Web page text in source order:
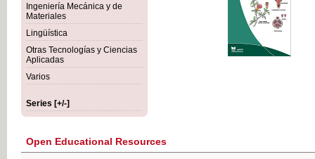
Ingeniería Mecánica y de
Materiales
Lingüística
Otras Tecnologías y Ciencias
Aplicadas
Varios
Series [+/-]
Open Educational Resources